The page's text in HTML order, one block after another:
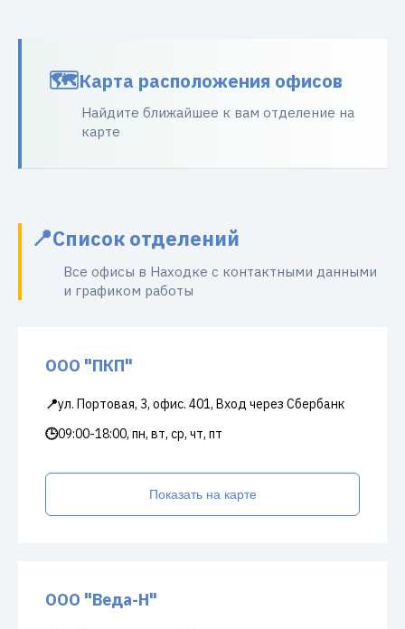
Карта расположения офисов
Найдите ближайшее к вам отделение на
карте
Список отделений
Все офисы в Находке с контактными данными
и графиком работы
ООО "ПКП"
📍ул. Портовая, 3, офис. 401, Вход через Сбербанк
🕒09:00-18:00, пн, вт, ср, чт, пт
Показать на карте
ООО "Веда-Н"